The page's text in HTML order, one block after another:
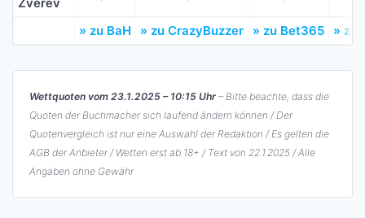
» zu BaH » zu CrazyBuzzer » zu Bet365 » zu
Wettquoten vom 23.1.2025 – 10:15 Uhr – Bitte beachte, dass die
Quoten der Buchmacher sich laufend ändern können / Der
Quotenvergleich ist nur eine Auswahl der Redaktion / Es gelten die
AGB der Anbieter / Wetten erst ab 18+ / Text von 22.1.2025 / Alle
Angaben ohne Gewähr